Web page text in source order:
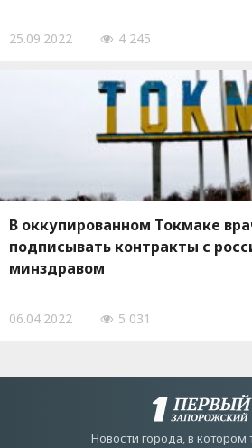
25.09.2022 4 245
В оккупированном Токмаке
подписывать контракты с
минздравом
06.04.2022 5 031
Новости города, в